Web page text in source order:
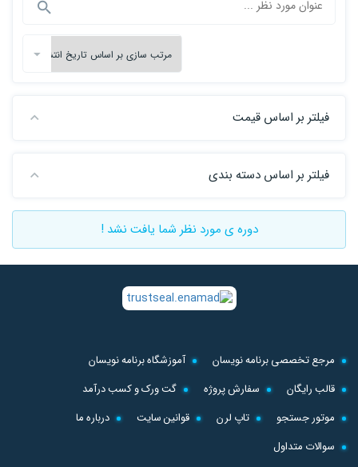
فیلتر بر اساس قیمت
فیلتر بر اساس دسته بندی
دوره ی مورد نظر شما یافت نشد !
مرجع تخصصی برنامه نویسان
آموزشگاه برنامه نویسان
قالب رایگان
سفارش پروژه
گت ورک و کسب درآمد
موتور جستجو
تاپ لرن قوانین سایت
درباره ما
سوالات متداول